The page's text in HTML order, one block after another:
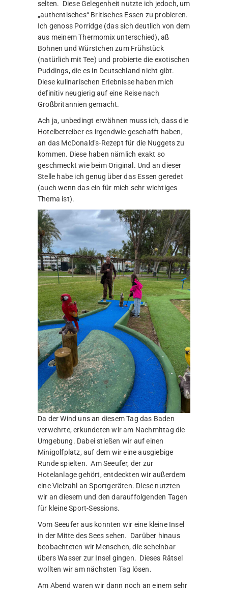
selten. Diese Gelegenheit nutzte ich jedoch, um
„authentisches“ Britisches Essen zu probieren.
Ich genoss Porridge (das sich deutlich von dem
aus meinem Thermomix unterschied), aß
Bohnen und Würstchen zum Frühstück
(natürlich mit Tee) und probierte die exotischen
Puddings, die es in Deutschland nicht gibt.
Diese kulinarischen Erlebnisse haben mich
definitiv neugierig auf eine Reise nach
Großbritannien gemacht.
Ach ja, unbedingt erwähnen muss ich, dass die
Hotelbetreiber es irgendwie geschafft haben,
an das McDonald’s-Rezept für die Nuggets zu
kommen. Diese haben nämlich exakt so
geschmeckt wie beim Original. Und an dieser
Stelle habe ich genug über das Essen geredet
(auch wenn das ein für mich sehr wichtiges
Thema ist).
Da der Wind uns an diesem Tag das Baden
verwehrte, erkundeten wir am Nachmittag die
Umgebung. Dabei stießen wir auf einen
Minigolfplatz, auf dem wir eine ausgiebige
Runde spielten. Am Seeufer, der zur
Hotelanlage gehört, entdeckten wir außerdem
eine Vielzahl an Sportgeräten. Diese nutzten
wir an diesem und den darauffolgenden Tagen
für kleine Sport-Sessions.
Vom Seeufer aus konnten wir eine kleine Insel
in der Mitte des Sees sehen. Darüber hinaus
beobachteten wir Menschen, die scheinbar
übers Wasser zur Insel gingen. Dieses Rätsel
wollten wir am nächsten Tag lösen.
Am Abend waren wir dann noch an einem sehr